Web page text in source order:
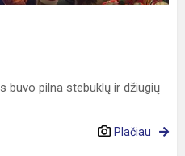
buvo pilna stebuklų ir džiugių
Plačiau